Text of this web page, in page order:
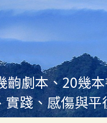
劇本、20幾
踐、感傷與平